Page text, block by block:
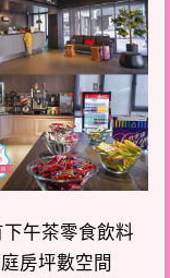
下午茶零食飲料
房坪數空間